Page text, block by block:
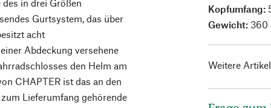
in drei Größen
Gurtsystem, das über
acht
Abdeckung versehene
den Helm am
CHAPTER ist das an den
Lieferumfang gehörende
Kopfumfang:
Gewicht: 360
Weitere